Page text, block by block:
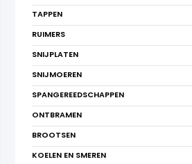
TAPPEN
RUIMERS
SNIJPLATEN
SNIJMOEREN
SPANGEREEDSCHAPPEN
ONTBRAMEN
BROOTSEN
KOELEN EN SMEREN